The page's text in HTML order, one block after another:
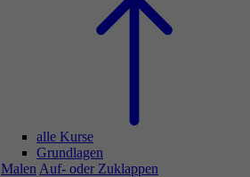
alle Kurse
Grundlagen
Malen Auf- oder Zuklappen